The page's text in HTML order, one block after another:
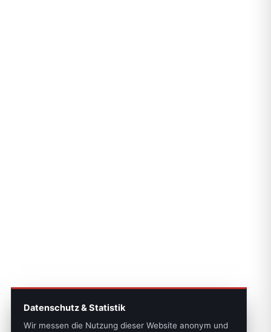
Datenschutz & Statistik
Wir messen die Nutzung dieser Website anonym und